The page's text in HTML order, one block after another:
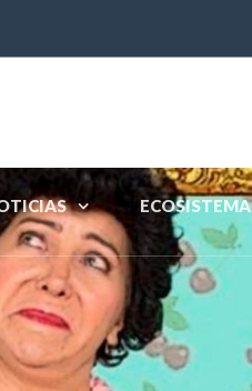
ECOSISTEMA